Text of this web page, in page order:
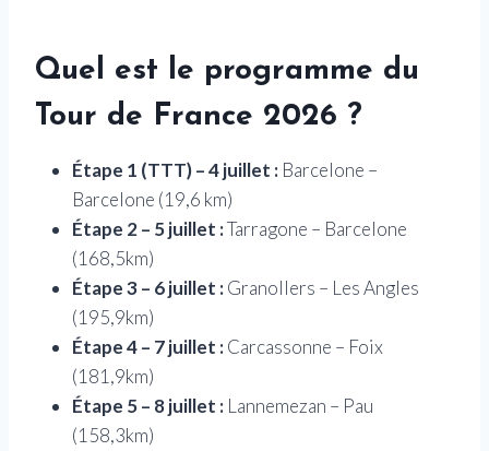
Quel est le programme du
Tour de France 2026 ?
Étape 1 (TTT) – 4 juillet : Barcelone –
Barcelone (19,6 km)
Étape 2 – 5 juillet :Tarragone – Barcelone
(168,5km)
Étape 3 – 6 juillet :Granollers – Les Angles
(195,9km)
Étape 4 – 7 juillet :Carcassonne – Foix
(181,9km)
Étape 5 – 8 juillet : Lannemezan – Pau
(158,3km)